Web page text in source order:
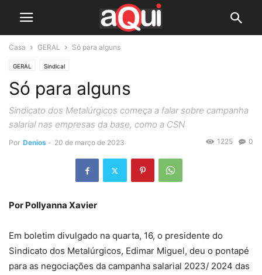
Casa GERAL Só para alguns
GERAL Sindical
Só para alguns
Sindicato dos Metalúrgicos começa a falar sobre campanha
salarial nas empresas da base, como a CSN
Por Denios - 20 de março de 2023 0
1225
Por Pollyanna Xavier
Em boletim divulgado na quarta, 16, o presidente do
Sindicato dos Metalúrgicos, Edimar Miguel, deu o pontapé
para as negociações da campanha salarial 2023/ 2024 das